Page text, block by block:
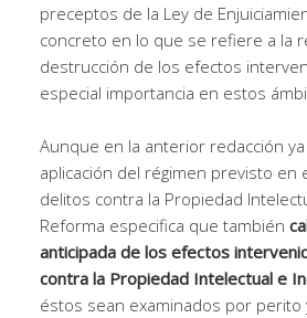
preceptos de la Ley de
concreto en lo que se refiere a la
destrucción de los efectos
especial importancia en estos
Aunque en la anterior redacción
aplicación del régimen previsto en
delitos contra la Propiedad
Reforma especifica que también
anticipada de los efectos
contra la Propiedad Intelectual e
éstos sean examinados por perito